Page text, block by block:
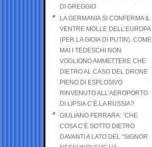
DI GREGGIO
LA GERMANIA SI CONFERMA IL
VENTRE MOLLE DELL’EUROPA
(PER LA GIOIA DI PUTIN). COME
MAI I TEDESCHI NON
VOGLIONO AMMETTERE CHE
DIETRO AL CASO DEL DRONE
PIENO DI ESPLOSIVO
RINVENUTO ALL’AEROPORTO
DI LIPSIA C’È LA RUSSIA?
GIULIANO FERRARA: ’CHE
COSA C’È SOTTO DIETRO
DAVANTI A LATO DEL “SIGNOR